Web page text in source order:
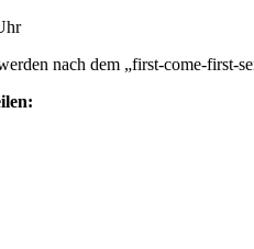
nach dem „first-come-first-